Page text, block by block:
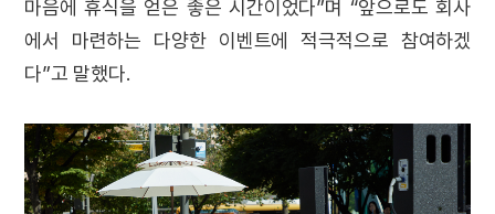
마음에 휴식을 얻은 좋은 시간이었다”며 “앞으로도 회사
에서 마련하는 다양한 이벤트에 적극적으로 참여하겠
다”고 말했다.